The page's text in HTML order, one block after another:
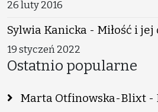
26 luty 2016
Sylwia Kanicka - Miłość i jej
19 styczeń 2022
Ostatnio popularne
Marta Otfinowska-Blixt -